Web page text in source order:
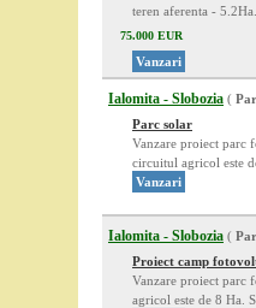
teren aferenta - 5.2Ha.
75.000 EUR
Vanzari
Ialomita - Slobozia (
Parc solar
Vanzare proiect parc
circuitul agricol este
Vanzari
Ialomita - Slobozia (
Proiect camp
Vanzare proiect parc
agricol este de 8 Ha.